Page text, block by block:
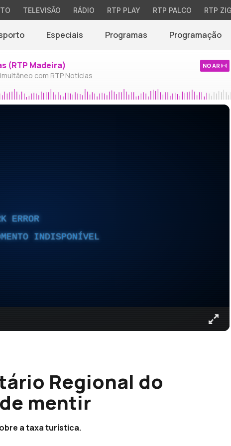
TELEVISÃO RÁDIO RTP PLAY RTP PALCO RTP
Especiais Programas Programação
(RTP Madeira)
com RTP Notícias
NO AR
ERROR
INDISPONÍVEL
Regional do
mentir
a taxa turística.